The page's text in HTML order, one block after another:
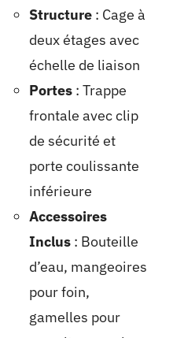
Structure : Cage à
deux étages avec
échelle de liaison
Portes : Trappe
frontale avec clip
de sécurité et
porte coulissante
inférieure
Accessoires
Inclus : Bouteille
d’eau, mangeoires
pour foin,
gamelles pour